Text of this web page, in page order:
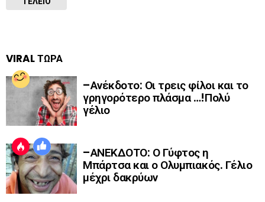
VIRAL ΤΩΡΑ
–Ανέκδοτο: Οι τρεις φίλοι και το
γρηγορότερο πλάσμα …!Πολύ
γέλιο
–ΑΝΕΚΔΟΤΟ: Ο Γύφτος η
Μπάρτσα και ο Ολυμπιακός. Γέλιο
μέχρι δακρύων